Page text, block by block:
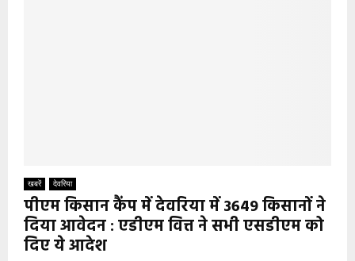
खबरें देवरिया
पीएम किसान कैंप में देवरिया में 3649 किसानों ने
दिया आवेदन : एडीएम वित्त ने सभी एसडीएम को
दिए ये आदेश